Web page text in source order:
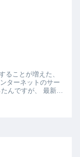
ることが増えた、